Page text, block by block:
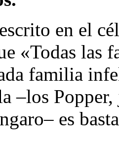
en el
«Todas las
familia
–los
es